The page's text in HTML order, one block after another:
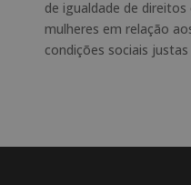
de igualdade de
mulheres em relação
condições sociais